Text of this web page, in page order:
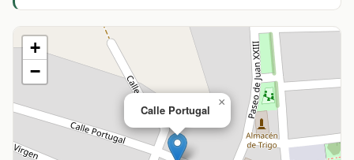
Calle Portugal
×
+
−